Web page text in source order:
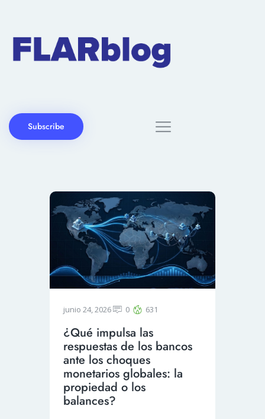
Subscribe
junio 24, 2026 0 631
¿Qué impulsa las
respuestas de los bancos
ante los choques
monetarios globales: la
propiedad o los
balances?